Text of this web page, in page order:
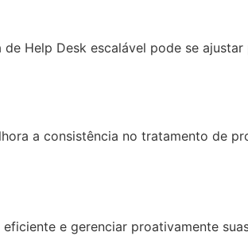
Help Desk escalável pode se
a consistência no tratamento de
e gerenciar proativamente